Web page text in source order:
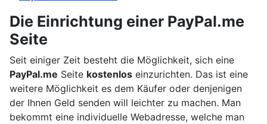
Die Einrichtung einer PayPal.me
Seite
Seit einiger Zeit besteht die Möglichkeit, sich eine
PayPal.me Seite kostenlos einzurichten. Das ist eine
weitere Möglichkeit es dem Käufer oder denjenigen
der Ihnen Geld senden will leichter zu machen. Man
bekommt eine individuelle Webadresse, welche man